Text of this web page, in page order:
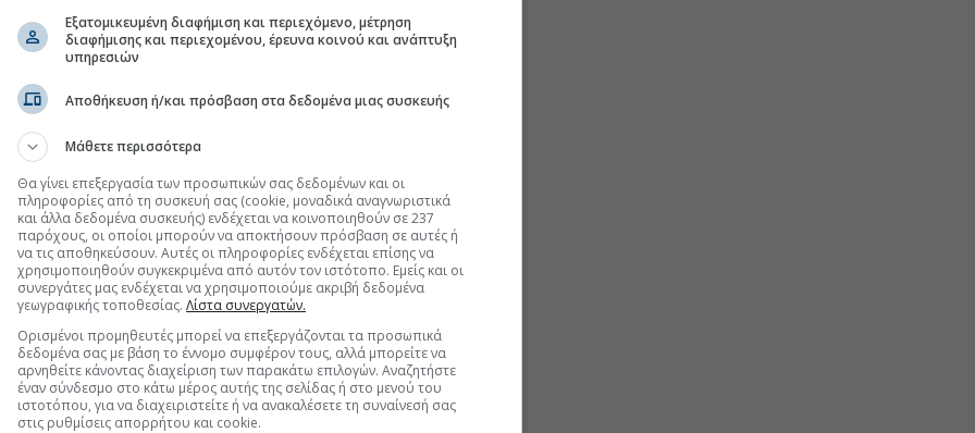
έτος που έληξε στις 31 Δεκεμβρίου 2025.
το Διοικητικό Συμβούλιο για έκδοση συνήθων
το Διοικητικό Συμβούλιο για την έκδοση
των προτιμησιακών δικαιωμάτων σύμφωνα με το
Act
το Διοικητικό Συμβούλιο για τη μη εφαρμογή
σε σχέση με πρόσθετες συνήθεις μετοχές
του Companies Act όσον αφορά τη
το Διοικητικό Συμβούλιο για κατανομή
ή ανταλλαγή Επιπρόσθετου
Μετατρέψιμου σε Μετοχές
Εξατομικευμένη διαφήμιση και περιεχόμενο, μέτρηση
διαφήμισης και περιεχομένου, έρευνα κοινού και ανάπτυξη
υπηρεσιών
Αποθήκευση ή/και πρόσβαση στα δεδομένα μιας συσκευής
Μάθετε περισσότερα
Θα γίνει επεξεργασία των προσωπικών σας δεδομένων και οι
πληροφορίες από τη συσκευή σας (cookie, μοναδικά αναγνωριστικά
και άλλα δεδομένα συσκευής) ενδέχεται να κοινοποιηθούν σε 237
παρόχους, οι οποίοι μπορούν να αποκτήσουν πρόσβαση σε αυτές ή
να τις αποθηκεύσουν. Αυτές οι πληροφορίες ενδέχεται επίσης να
χρησιμοποιηθούν συγκεκριμένα από αυτόν τον ιστότοπο. Εμείς και οι
συνεργάτες μας ενδέχεται να χρησιμοποιούμε ακριβή δεδομένα
γεωγραφικής τοποθεσίας. Λίστα συνεργατών.
Ορισμένοι προμηθευτές μπορεί να επεξεργάζονται τα προσωπικά
δεδομένα σας με βάση το έννομο συμφέρον τους, αλλά μπορείτε να
αρνηθείτε κάνοντας διαχείριση των παρακάτω επιλογών. Αναζητήστε
έναν σύνδεσμο στο κάτω μέρος αυτής της σελίδας ή στο μενού του
ιστοτόπου, για να διαχειριστείτε ή να ανακαλέσετε τη συναίνεσή σας
στις ρυθμίσεις απορρήτου και cookie.